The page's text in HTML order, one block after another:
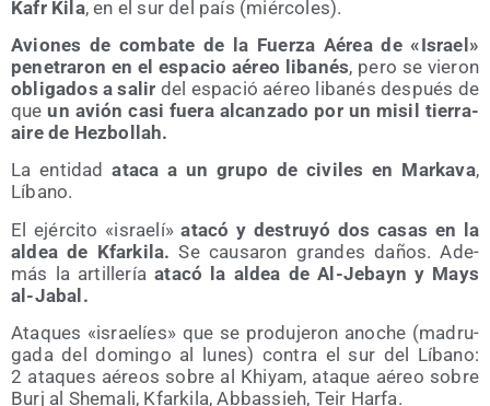
Kafr Kila, en el sur del país (miér­co­les).
Avio­nes de com­ba­te de la Fuer­za Aérea de «Israel»
pene­tra­ron en el espa­cio aéreo liba­nés, pero se vie­ron
obli­ga­dos a salir del espa­ció aéreo liba­nés des­pués de
que un avión casi fue­ra alcan­za­do por un misil tie­rra-
aire de Hezbollah.
La enti­dadata­ca a un gru­po de civi­les en Mar­ka­va,
Líbano.
El ejér­ci­to «israe­lí»ata­có y des­tru­yó dos casas en la
aldea de Kfar­ki­la. Se cau­sa­ron gran­des daños. Ade­
más la arti­lle­ríaata­có la aldea de Al-Jebayn y Mays
al-Jabal.
Ata­ques «israe­líes» que se pro­du­je­ron ano­che (madru­
ga­da del domin­go al lunes) con­tra el sur del Líbano:
2 ata­ques aéreos sobre al Khi­yam, ata­que aéreo sobre
Burj al She­ma­li, Kfar­ki­la, Abbas­sieh, Teir Harfa.